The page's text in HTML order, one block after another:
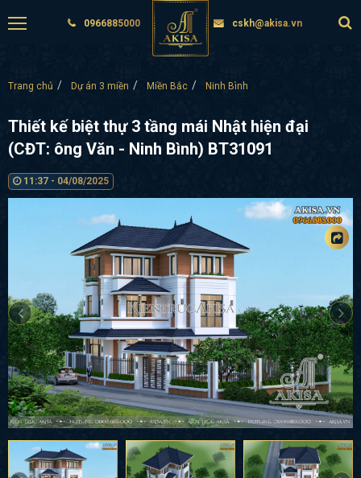
0966885000 cskh@akisa.vn
Trang chủ Dự án 3 miền Miền Bắc Ninh Bình
Thiết kế biệt thự 3 tầng mái Nhật hiện đại
(CĐT: ông Văn - Ninh Bình) BT31091
11:37 - 04/08/2025